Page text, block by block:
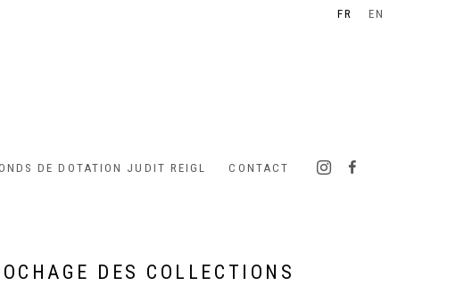
DE DOTATION JUDIT REIGL CONTACT
FR EN
DES COLLECTIONS